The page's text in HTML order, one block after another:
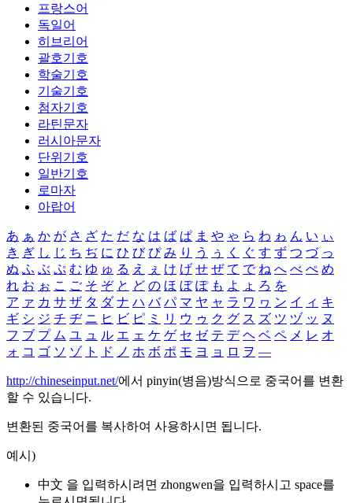
프랑스어
독일어
히브리어
괄호기호
학술기호
기술기호
첨자기호
라틴문자
러시아문자
단위기호
일반기호
로마자
아랍어
あ ぁ か が さ ざ た だ な は ば ぱ ま や ゃ ら わ ゎ ん い ぃ
き ぎ し じ ち ぢ に ひ び ぴ み り う ぅ く ぐ す ず つ づ っ
ぬ ふ ぶ ぷ む ゆ ゅ る え ぇ け げ せ ぜ て で ね へ べ ぺ め
れ お ぉ こ ご そ ぞ と ど の ほ ぼ ぽ も よ ょ ろ を
ア ァ カ サ ザ タ ダ ナ ハ バ パ マ ヤ ャ ラ ワ ヮ ン イ ィ キ
ギ シ ジ チ ヂ ニ ヒ ビ ピ ミ リ ウ ゥ ク グ ス ズ ツ ヅ ッ ヌ
フ ブ プ ム ユ ュ ル エ ェ ケ ゲ セ ゼ テ デ ヘ ベ ペ メ レ オ
ォ コ ゴ ソ ゾ ト ド ノ ホ ボ ポ モ ヨ ョ ロ ヲ ―
http://chineseinput.net/에서 pinyin(병음)방식으로 중국어를 변환
할 수 있습니다.
변환된 중국어를 복사하여 사용하시면 됩니다.
예시)
中文 을 입력하시려면 zhongwen을 입력하시고 space를